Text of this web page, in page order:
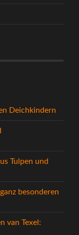
Deichkindern
Tulpen und
besonderen
van Texel: